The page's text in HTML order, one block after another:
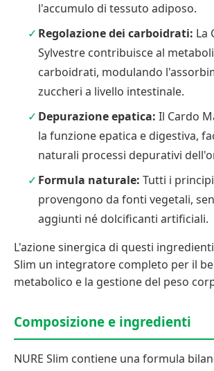
l'accumulo di tessuto adiposo.
Regolazione dei carboidrati: La
Sylvestre contribuisce al
carboidrati, modulando
zuccheri a livello intestinale.
Depurazione epatica: Il Cardo
la funzione epatica e digestiva,
naturali processi depurativi
Formula naturale: Tutti i
provengono da fonti vegetali,
aggiunti né dolcificanti artificiali.
L'azione sinergica di questi
Slim un integratore completo per il
metabolico e la gestione del peso
Composizione e ingredienti
NURE Slim contiene una formula